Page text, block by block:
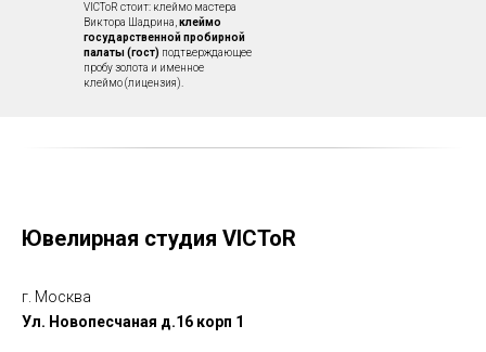
VICToR стоит: клеймо мастера
Виктора Шадрина, клеймо
государственной пробирной
палаты (гост) подтверждающее
пробу золота и именное
клеймо (лицензия).
Ювелирная студия VICToR
г. Москва
Ул. Новопесчаная д.16 корп 1